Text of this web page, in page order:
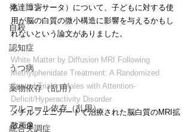
発達障害
自殺
認知症
うつ病
薬物依存（乱用）
アルコール依存（乱用）
統合失調症
名：コンサータ）について、子どもに対する使
用が脳の白質の微小構造に影響を与えるかもし
れないという論文がありました。
White Matter by Diffusion MRI Following
Methylphenidate Treatment: A Randomized
Control Trial in Males with Attention-
Deficit/Hyperactivity Disorder
メチルフェニデートで治療された脳白質のMRI拡
散画像